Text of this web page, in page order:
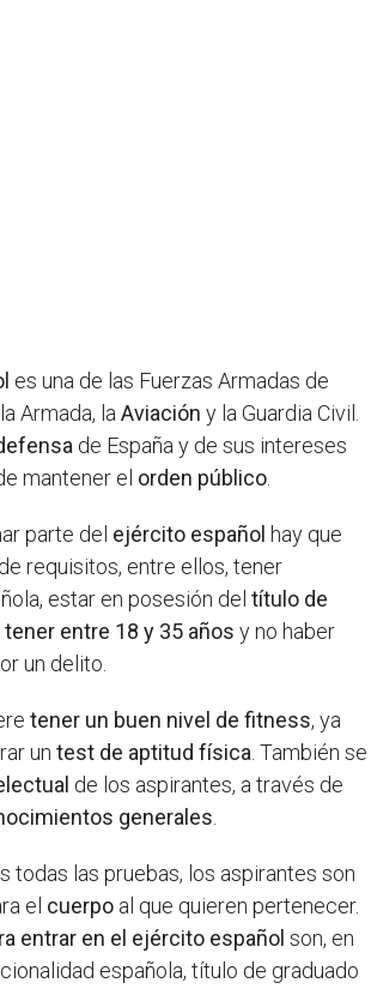
es una de las Fuerzas Armadas de
Armada, la Aviación y la Guardia Civil.
de España y de sus intereses
mantener el orden público
parte del ejército español hay que
requisitos, entre ellos, tener
estar en posesión del título de
tener entre 18 y 35 años y no haber
un delito.
tener un buen nivel de fitness, ya
un test de aptitud física . También se
de los aspirantes, a través de
generales
todas las pruebas, los aspirantes son
el cuerpo al que quieren pertenecer.
entrar en el ejército español son, en
española, título de graduado